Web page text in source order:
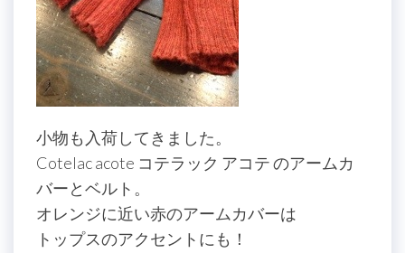
小物も入荷してきました。
Cotelac acote コテラック アコテ のアームカ
バーとベルト。
オレンジに近い赤のアームカバーは
トップスのアクセントにも！